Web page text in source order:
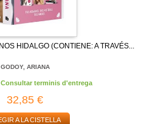
HIDALGO (CONTIENE: A TRAVÉS...
GODOY, ARIANA
terminis d'entrega
32,85 €
A LA CISTELLA